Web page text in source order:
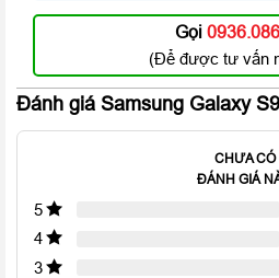
Với vi xử lý Exynos 9810 8 nhân
GB,Samsung Galaxy S9 Plus
trường ở những bài kiểm tra hiệu
Gọi
(Để được tư vấn
Đánh giá Samsung Galaxy
CHƯA CÓ
ĐÁNH GIÁ
5
4
3